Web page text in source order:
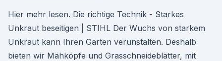
Hier mehr lesen. Die richtige Technik - Starkes
Unkraut beseitigen | STIHL Der Wuchs von starkem
Unkraut kann Ihren Garten verunstalten. Deshalb
bieten wir Mähköpfe und Grasschneideblätter, mit